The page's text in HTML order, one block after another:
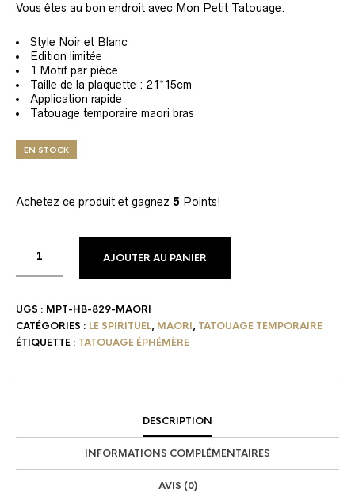
Vous êtes au bon endroit avec Mon Petit Tatouage.
Style Noir et Blanc
Edition limitée
1 Motif par pièce
Taille de la plaquette : 21*15cm
Application rapide
Tatouage temporaire maori bras
EN STOCK
Achetez ce produit et gagnez 5 Points!
AJOUTER AU PANIER
UGS : MPT-HB-829-MAORI
CATÉGORIES : LE SPIRITUEL, MAORI, TATOUAGE TEMPORAIRE
ÉTIQUETTE : TATOUAGE ÉPHÉMÈRE
DESCRIPTION
INFORMATIONS COMPLÉMENTAIRES
AVIS (0)